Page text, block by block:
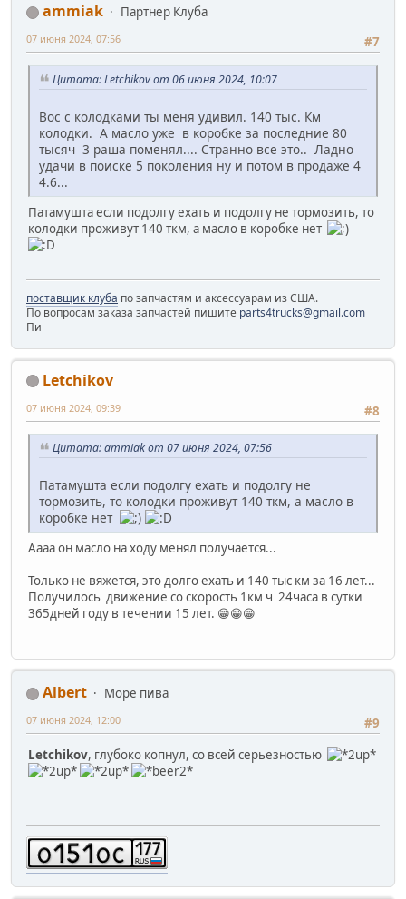
ammiak
Партнер Клуба
#7
07 июня 2024, 07:56
Цитата: Letchikov от 06 июня 2024, 10:07
Вос с колодками ты меня удивил. 140 тыс. Км
колодки. А масло уже в коробке за последние 80
тысяч 3 раша поменял.... Странно все это.. Ладно
удачи в поиске 5 поколения ну и потом в продаже 4
4.6...
Патамушта если подолгу ехать и подолгу не тормозить, то
колодки проживут 140 ткм, а масло в коробке нет
поставщик клуба по запчастям и аксессуарам из США.
По вопросам заказа запчастей пишите parts4trucks@gmail.com
Пи
Letchikov
#8
07 июня 2024, 09:39
Цитата: ammiak от 07 июня 2024, 07:56
Патамушта если подолгу ехать и подолгу не
тормозить, то колодки проживут 140 ткм, а масло в
коробке нет
Аааа он масло на ходу менял получается...
Только не вяжется, это долго ехать и 140 тыс км за 16 лет...
Получилось движение со скорость 1км ч 24часа в сутки
365дней году в течении 15 лет. 😁😁😁
Albert
Море пива
#9
07 июня 2024, 12:00
Letchikov, глубоко копнул, со всей серьезностью